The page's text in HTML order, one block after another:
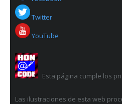
Twitter
YouTube
Esta página cumple los
Las ilustraciones de esta web